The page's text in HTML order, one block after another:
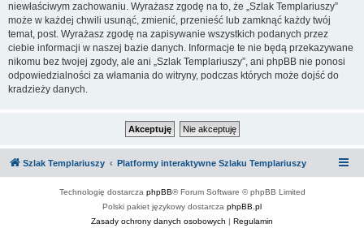
niewłaściwym zachowaniu. Wyrażasz zgodę na to, że „Szlak Templariuszy”
może w każdej chwili usunąć, zmienić, przenieść lub zamknąć każdy twój
temat, post. Wyrażasz zgodę na zapisywanie wszystkich podanych przez
ciebie informacji w naszej bazie danych. Informacje te nie będą przekazywane
nikomu bez twojej zgody, ale ani „Szlak Templariuszy”, ani phpBB nie ponosi
odpowiedzialności za włamania do witryny, podczas których może dojść do
kradzieży danych.
Szlak Templariuszy Platformy interaktywne Szlaku Templariuszy
Technologię dostarcza phpBB® Forum Software © phpBB Limited
Polski pakiet językowy dostarcza phpBB.pl
Zasady ochrony danych osobowych | Regulamin